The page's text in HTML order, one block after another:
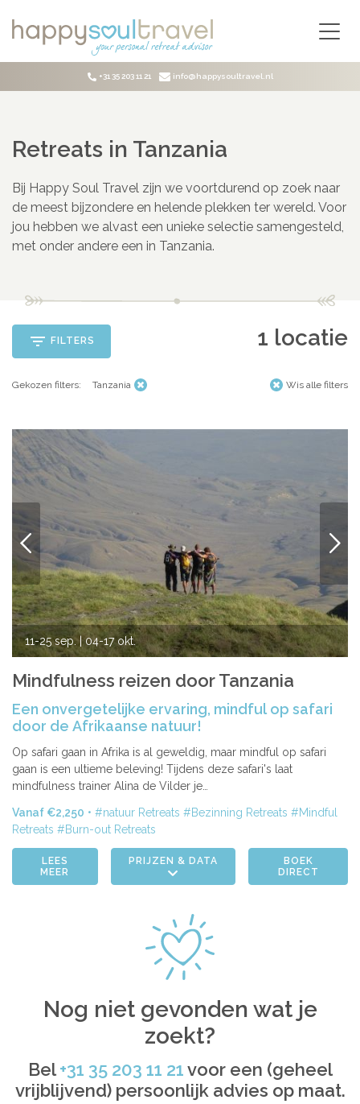
RETREATS
Detox Retreats
Weekend Retreats
Familie Retreats
Wellness Retreats
Natuur Retreats
Alle retreats
BESTEMMINGEN
Europa
Griekenland
IJsland
Italië
Nederland
Thailand
Afrika
Kenia
Marokko
Tanzania
Amerika
Brazilië
BLOG
CONTACT
TRANSLATE
LANGUAGE
We LOVE to share
+31 35 203 11 21 info@happysoultravel.nl
Retreats in Tanzania
Bij Happy Soul Travel zijn we voortdurend op zoek naar
de meest bijzondere en helende plekken ter wereld. Voor
jou hebben we alvast een unieke selectie samengesteld,
met onder andere een in Tanzania.
FILTERS 1 locatie
Gekozen filters: Tanzania Wis alle filters
VORIGE
11-25 sep.| 04-17 okt.
Mindfulness reizen door Tanzania
Een onvergetelijke ervaring, mindful op safari
door de Afrikaanse natuur!
Op safari gaan in Afrika is al geweldig, maar mindful op safari
gaan is een ultieme beleving! Tijdens deze safari's laat
mindfulness trainer Alina de Vilder je…
Vanaf €2,250 natuur Retreats Bezinning Retreats
Mindful
Retreats
Burn-out Retreats
LEES
MEER
PRIJZEN & DATA
BOEK
DIRECT
Nog niet gevonden wat je
zoekt?
Bel+31 35 203 11 21voor een (geheel
vrijblijvend) persoonlijk advies op maat.